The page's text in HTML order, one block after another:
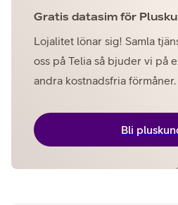
Gratis datasim för
Lojalitet lönar sig! Samla
oss på Telia så bjuder vi på
andra kostnadsfria förmåner.
Bli